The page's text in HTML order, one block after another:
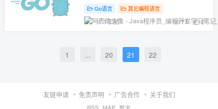
Go语言 其它编程语言
1年前 71 2
1 ... 20 21 22
友链申请 免责声明 广告合作 关于我们